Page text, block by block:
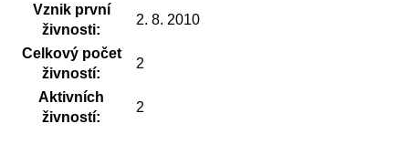
Vznik první
živnosti:
2. 8. 2010
Celkový počet
živností:
2
Aktivních
živností:
2